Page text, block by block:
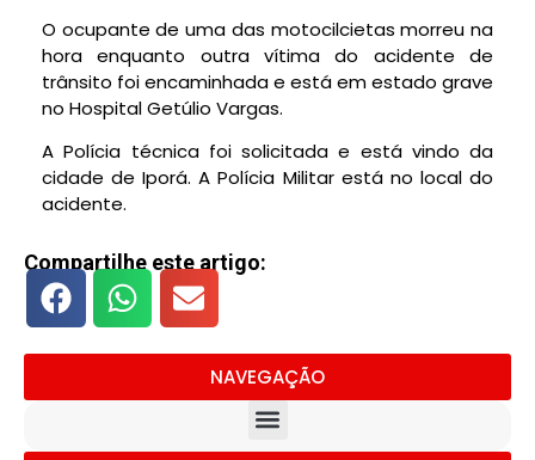
O ocupante de uma das motocilcietas morreu na
hora enquanto outra vítima do acidente de
trânsito foi encaminhada e está em estado grave
no Hospital Getúlio Vargas.
A Polícia técnica foi solicitada e está vindo da
cidade de Iporá. A Polícia Militar está no local do
acidente.
Compartilhe este artigo:
NAVEGAÇÃO